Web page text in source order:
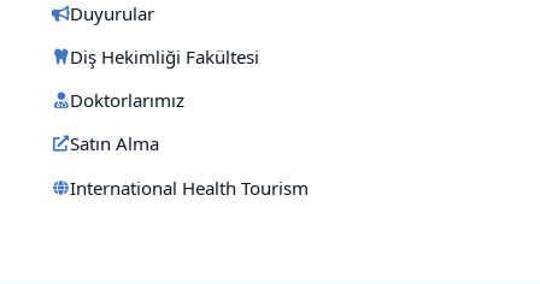
Duyurular
Diş Hekimliği Fakültesi
Doktorlarımız
Satın Alma
International Health Tourism